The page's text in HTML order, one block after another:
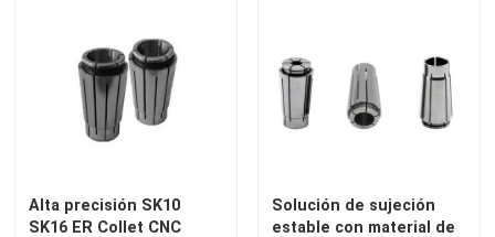
Vídeos
Sobre nosotros
Viaje de la fábrica
Alta precisión SK10
SK16 ER Collet CNC
Solución de sujeción
estable con material de